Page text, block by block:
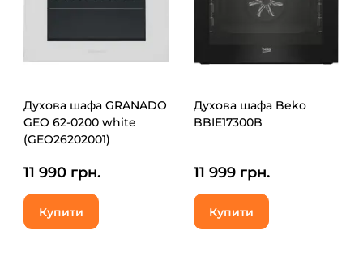
Духова шафа GRANADO
GEO 62-0200 white
(GEO26202001)
11 990 грн.
Купити
Духова шафа Beko
BBIE17300B
11 999 грн.
Купити